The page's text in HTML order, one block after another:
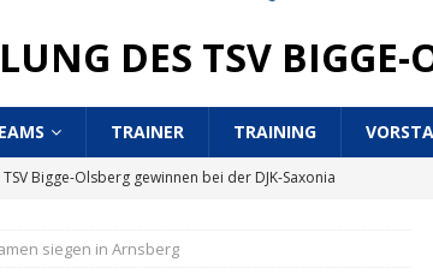
DES TSV BIGGE-
TRAINER TRAINING
Bigge-Olsberg gewinnen bei der DJK-Saxonia
TSV Bigge-Olsberg siegt in Menden-Halingen
siegen in Arnsberg